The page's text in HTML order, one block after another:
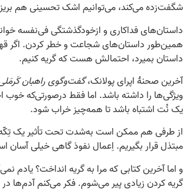
شگفت‌زده می‌کند، می‌توانیم اشک تحسینی هم
داستان‌های فداکاری و ازخودگذشتگی فی‌نفسه
همین‌طور داستان‌های شجاعت و خطر کردن. اگر
داستان بمیرد، احتمالش هست که گریه کنیم.
آخرین صحنۀ اپرای پولانک،گفت‌وگوی راهبان
ویژگی‌ها را داشته باشد. اما فقط درصورتی‌که
یک نُت اشتباه باشد تا همه‌چیز خراب شود.
از طرفی هم ممکن است به‌شدت تحت تأثیر یک تِکّه
مبتذل قرار بگیریم. اِعمال نفوذ گاهی خیلی آسان
و اما آخرین کتابی که مرا به گریه انداخت؟ یادم
گریه کردن زیادی پیر می‌شوم. فکر می‌کنم آدم‌ها